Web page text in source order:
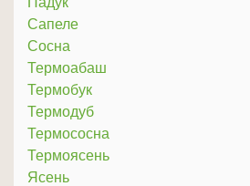
Сапеле
Сосна
Термоабаш
Термобук
Термодуб
Термососна
Термоясень
Ясень